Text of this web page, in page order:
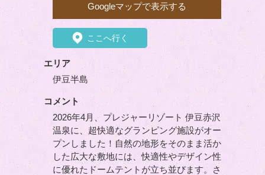
Googleマップで表示する
ここへ行く
エリア
伊豆半島
コメント
2026年4月、プレジャーリゾート 伊豆赤沢
温泉に、超快適なグランピング施設がオー
プンしました！自然の地形をそのまま活か
した広大な敷地には、快適性やデザイン性
に優れたドームテントが立ち並びます。さ